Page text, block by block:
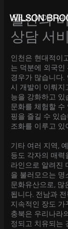
content
울산의
상담 서
인천은 현대적이
는 덕분에 외국인
경우가 많습니다.
시 개발이 이뤄지
능을 강화하고 있
문화를 체험할 수
핑을 즐길 수 있
조화를 이루고 있
기타 여러 지역,
등도 각자의 매력
라인으로 알려진
을 불러모으는 명
문화유산으로, 많
됩니다. 전남과
지속적인 장도 가
충북은 우리나라
정되고 치유되는